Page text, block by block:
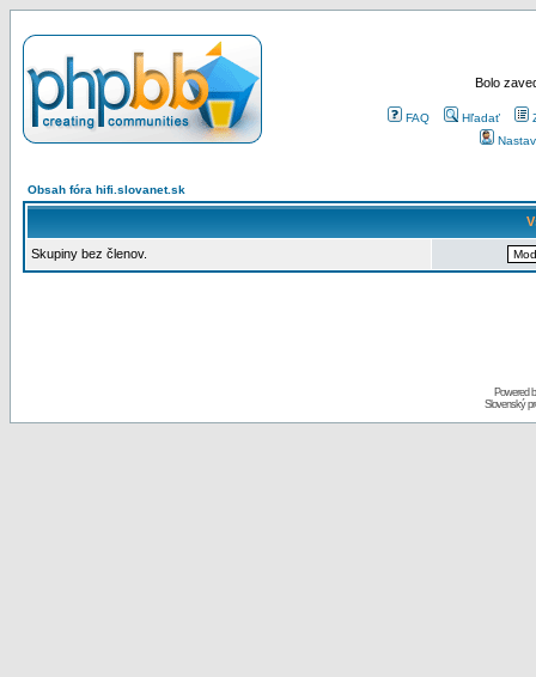
Bolo
FAQ Hľadať
Obsah fóra hifi.slovanet.sk
Skupiny bez členov.
Powered
Slovenský